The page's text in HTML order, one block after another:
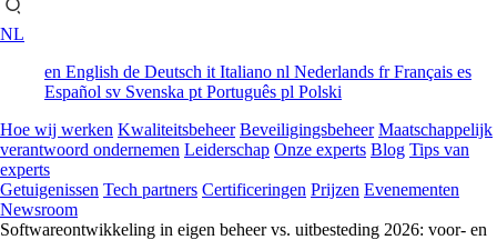
NL
en English de Deutsch it Italiano nl Nederlands frFrançais es
Español sv Svenska pt Português pl Polski
Hoe wij werken Kwaliteitsbeheer Beveiligingsbeheer Maatschappelijk
verantwoord ondernemen Leiderschap Onze experts Blog Tips van
experts
Getuigenissen Tech partners Certificeringen Prijzen Evenementen
Newsroom
Softwareontwikkeling in eigen beheer vs. uitbesteding 2026: voor- en